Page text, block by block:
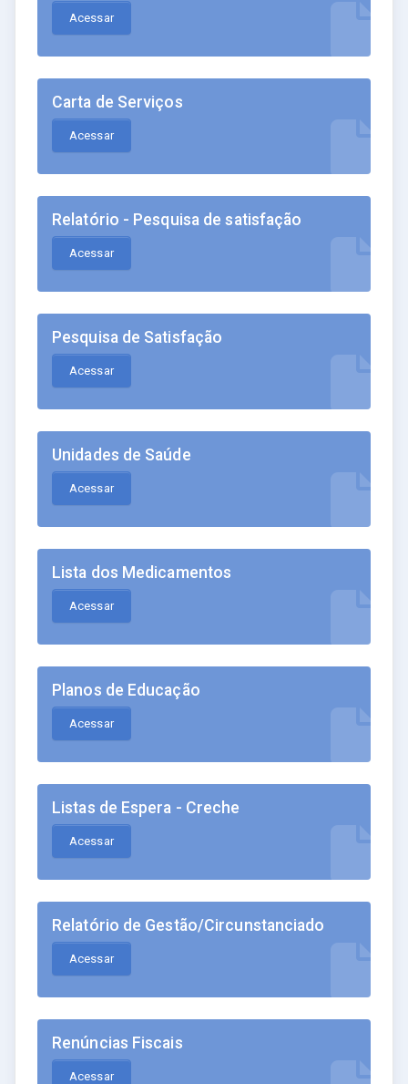
Acessar
Carta de Serviços
Acessar
Relatório - Pesquisa de satisfação
Acessar
Pesquisa de Satisfação
Acessar
Unidades de Saúde
Acessar
Lista dos Medicamentos
Acessar
Planos de Educação
Acessar
Listas de Espera - Creche
Acessar
Relatório de Gestão/Circunstanciado
Acessar
Renúncias Fiscais
Acessar